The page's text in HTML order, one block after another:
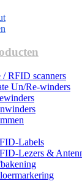
/ RFID scanners
Un/Re-winders
Labels
Lezers &